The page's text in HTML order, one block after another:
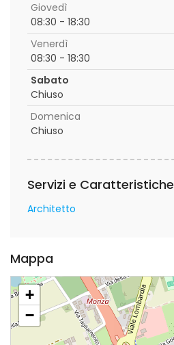
Giovedì
08:30 - 18:30
Venerdì
08:30 - 18:30
Sabato
Chiuso
Domenica
Chiuso
Servizi e Caratteristiche
Architetto
Mappa
+
−